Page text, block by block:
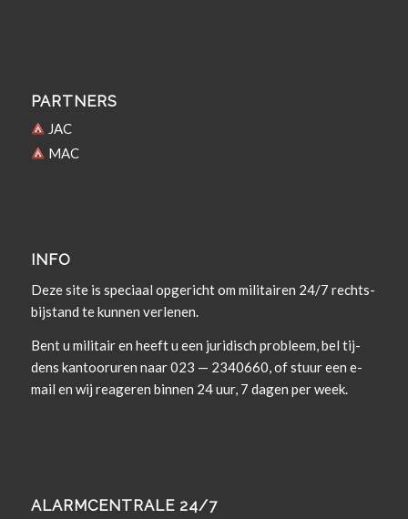
PARTNERS
JAC
MAC
INFO
Deze site is spe­ci­aal opgericht om militairen 24/7 rechts­
bi­j­s­tand te kun­nen verlenen.
Bent u militair en heeft u een juridisch prob­leem, bel tij­
dens kan­tooruren naar 023 — 2340660, of stuur een e-
mail en wij rea­geren bin­nen 24 uur, 7 dagen per week.
ALARMCENTRALE 24/7